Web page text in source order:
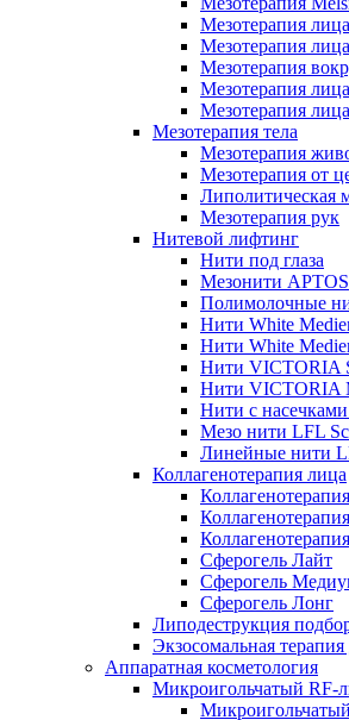
Мезотерапия
Мезотерапия
Мезотерапия
Мезотерапия
Мезотерапия
Мезотерапия тела
Мезотерапия
Мезотерапия от
Липолитическая
Мезотерапия рук
Нитевой лифтинг
Нити под глаза
Мезонити APTOS
Полимолочные
Нити White
Нити White
Нити VICTORIA
Нити VICTORIA
Нити с
Мезо нити LFL
Линейные нити
Коллагенотерапия лица
Сферогель Лайт
Сферогель
Сферогель Лонг
Липодеструкция
Экзосомальная
Аппаратная косметология
Микроигольчатый RF-